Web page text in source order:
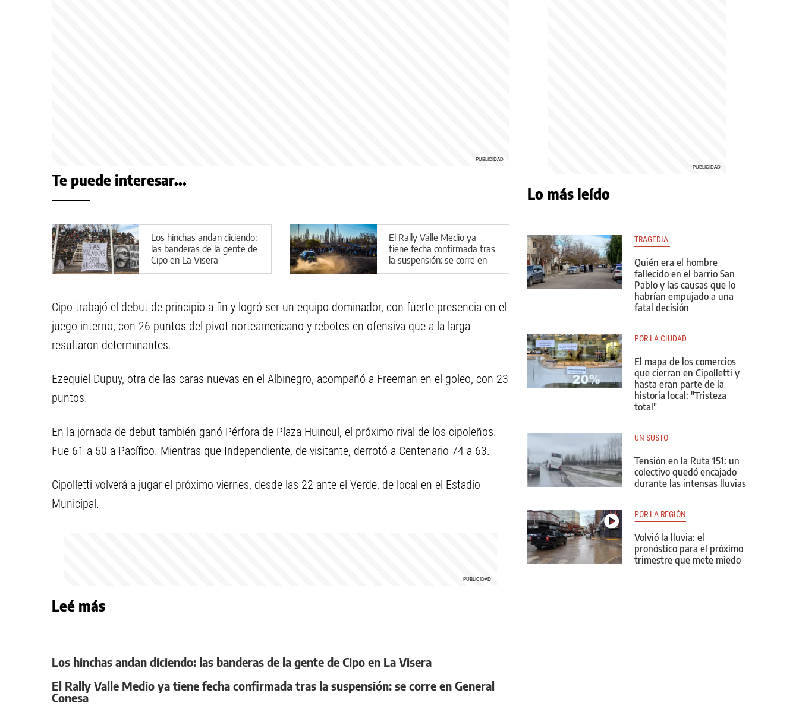
Te puede interesar...
Los hinchas andan diciendo:
las banderas de la gente de
Cipo en La Visera
El Rally Valle Medio ya
tiene fecha confirmada tras
la suspensión: se corre en
General Conesa
Cipo trabajó el debut de principio a fin y logró ser un equipo dominador, con fuerte presencia en el
juego interno, con 26 puntos del pivot norteamericano y rebotes en ofensiva que a la larga
resultaron determinantes.
Ezequiel Dupuy, otra de las caras nuevas en el Albinegro, acompañó a Freeman en el goleo, con 23
puntos.
En la jornada de debut también ganó Pérfora de Plaza Huincul, el próximo rival de los cipoleños.
Fue 61 a 50 a Pacífico. Mientras que Independiente, de visitante, derrotó a Centenario 74 a 63.
Cipolletti volverá a jugar el próximo viernes, desde las 22 ante el Verde, de local en el Estadio
Municipal.
Leé más
Los hinchas andan diciendo: las banderas de la gente de Cipo en La Visera
El Rally Valle Medio ya tiene fecha confirmada tras la suspensión: se corre en General
Conesa
Lo más leído
TRAGEDIA
Quién era el hombre
fallecido en el barrio San
Pablo y las causas que lo
habrían empujado a una
fatal decisión
POR LA CIUDAD
El mapa de los comercios
que cierran en Cipolletti y
hasta eran parte de la
historia local: "Tristeza
total"
UN SUSTO
Tensión en la Ruta 151: un
colectivo quedó encajado
durante las intensas lluvias
POR LA REGIÓN
Volvió la lluvia: el
pronóstico para el próximo
trimestre que mete miedo